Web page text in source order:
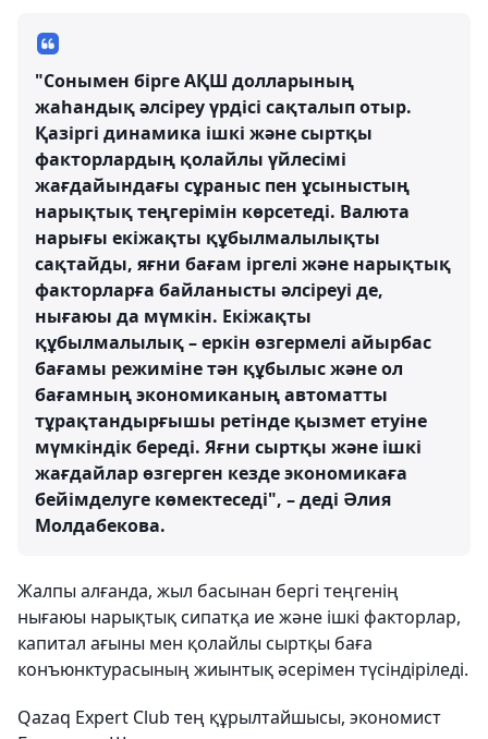
"Сонымен бірге АҚШ долларының
жаһандық әлсіреу үрдісі сақталып отыр.
Қазіргі динамика ішкі және сыртқы
факторлардың қолайлы үйлесімі
жағдайындағы сұраныс пен ұсыныстың
нарықтық теңгерімін көрсетеді. Валюта
нарығы екіжақты құбылмалылықты
сақтайды, яғни бағам іргелі және нарықтық
факторларға байланысты әлсіреуі де,
нығаюы да мүмкін. Екіжақты
құбылмалылық – еркін өзгермелі айырбас
бағамы режиміне тән құбылыс және ол
бағамның экономиканың автоматты
тұрақтандырғышы ретінде қызмет етуіне
мүмкіндік береді. Яғни сыртқы және ішкі
жағдайлар өзгерген кезде экономикаға
бейімделуге көмектеседі", – деді Әлия
Молдабекова.
Жалпы алғанда, жыл басынан бергі теңгенің
нығаюы нарықтық сипатқа ие және ішкі факторлар,
капитал ағыны мен қолайлы сыртқы баға
конъюнктурасының жиынтық әсерімен түсіндіріледі.
Qazaq Expert Club тең құрылтайшысы, экономист